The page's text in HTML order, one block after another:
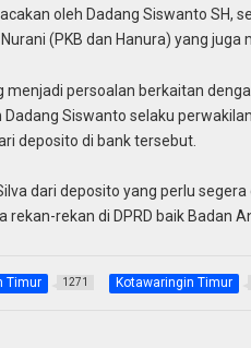
oleh Dadang Siswanto SH,
(PKB dan Hanura) yang
menjadi persoalan berkaitan
Siswanto selaku
deposito di bank tersebut.
dari deposito yang perlu
rekan di DPRD baik Badan
Timur 1271 Kotawaringin Timur